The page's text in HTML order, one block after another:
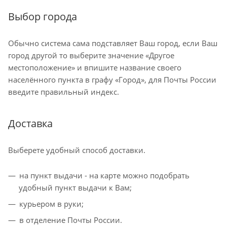
Выбор города
Обычно система сама подставляет Ваш город, если Ваш
город другой то выберите значение «Другое
местоположение» и впишите название своего
населённого пункта в графу «Город», для Почты России
введите правильный индекс.
Доставка
Выберете удобный способ доставки.
на пункт выдачи - на карте можно подобрать
удобный пункт выдачи к Вам;
курьером в руки;
в отделение Почты России.